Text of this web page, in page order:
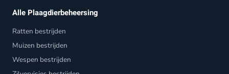
Alle Plaagdierbeheersing
Ratten bestrijden
Muizen bestrijden
Wespen bestrijden